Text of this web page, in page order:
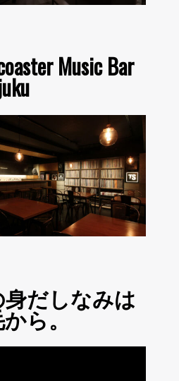
Music Bar
だしなみは
ら。